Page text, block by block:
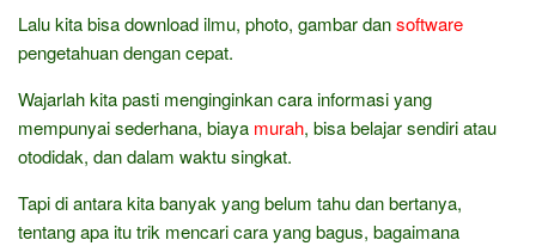
Lalu kita bisa download ilmu, photo, gambar dansoftware
pengetahuan dengan cepat.
Wajarlah kita pasti menginginkan cara informasi yang
mempunyai sederhana, biaya murah, bisa belajar sendiri atau
otodidak, dan dalam waktu singkat.
Tapi di antara kita banyak yang belum tahu dan bertanya,
tentang apa itu trik mencari cara yang bagus, bagaimana